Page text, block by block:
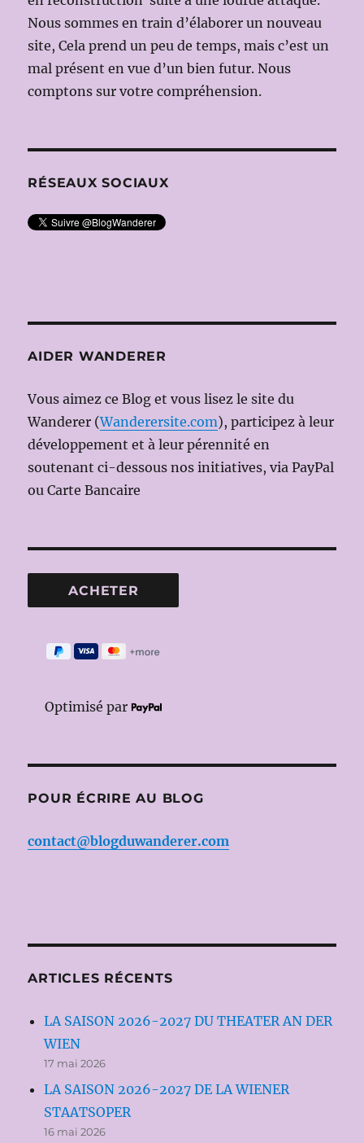
Kazushi
ONO;
Ms
scène:
Robert
Nous sommes en train d’élaborer un nouveau
site, Cela prend un peu de temps, mais c’est un
mal présent en vue d’un bien futur. Nous
comptons sur votre compréhension.
RÉSEAUX SOCIAUX
AIDER WANDERER
Vous aimez ce Blog et vous lisez le site du
Wanderer (Wanderersite.com), participez à leur
développement et à leur pérennité en
soutenant ci-dessous nos initiatives, via PayPal
ou Carte Bancaire
Optimisé par
POUR ÉCRIRE AU BLOG
contact@blogduwanderer.com
ARTICLES RÉCENTS
LA SAISON 2026-2027 DU THEATER AN DER
WIEN
17 mai 2026
LA SAISON 2026-2027 DE LA WIENER
STAATSOPER
16 mai 2026